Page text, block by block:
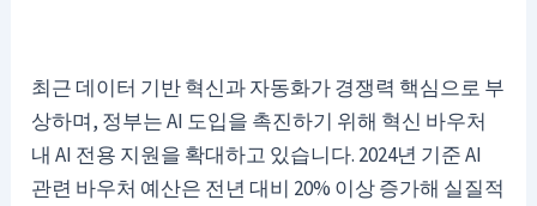
최근 데이터 기반 혁신과 자동화가 경쟁력 핵심으로 부
상하며, 정부는 AI 도입을 촉진하기 위해 혁신 바우처
내 AI 전용 지원을 확대하고 있습니다. 2024년 기준 AI
관련 바우처 예산은 전년 대비 20% 이상 증가해 실질적